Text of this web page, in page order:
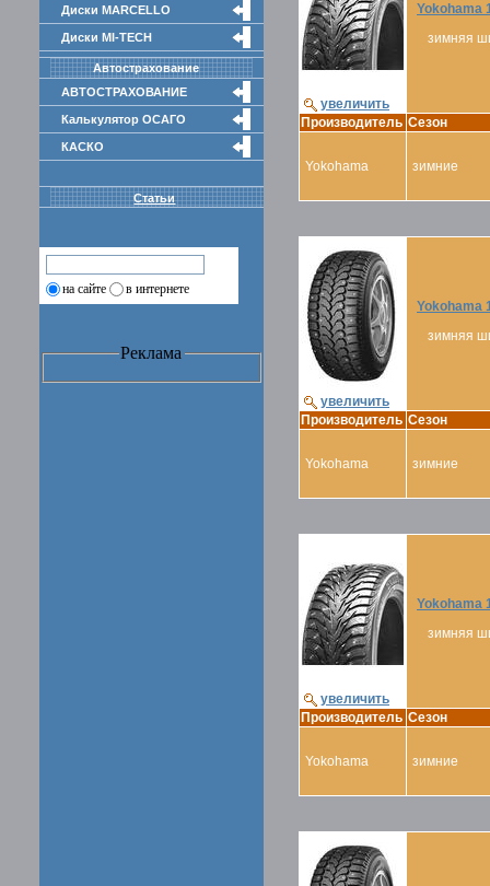
Диски MARCELLO
Диски MI-TECH
Автострахование
АВТОСТРАХОВАНИЕ
Калькулятор ОСАГО
КАСКО
Статьи
на сайте в интернете
Реклама
увеличить
Yokohama
зимняя
Производитель Сезон
Yokohama зимние
увеличить
Yokohama
зимняя
Производитель Сезон
Yokohama зимние
увеличить
Yokohama
зимняя
Производитель Сезон
Yokohama зимние